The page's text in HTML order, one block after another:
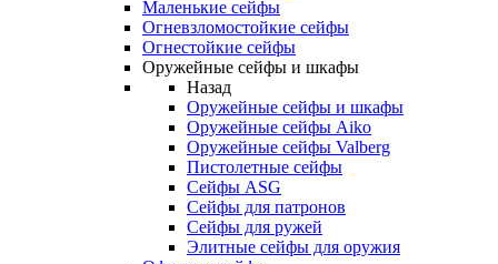
Маленькие сейфы
Огневзломостойкие сейфы
Огнестойкие сейфы
Оружейные сейфы и шкафы
Назад
Оружейные сейфы и шкафы
Оружейные сейфы Aiko
Оружейные сейфы Valberg
Пистолетные сейфы
Сейфы ASG
Сейфы для патронов
Сейфы для ружей
Элитные сейфы для оружия